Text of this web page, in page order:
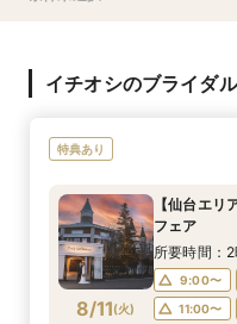
イチオシのブライダ
特典あり
8/11(火)
【仙台エリ
フェア
所要時間：
9:00〜
11:00〜